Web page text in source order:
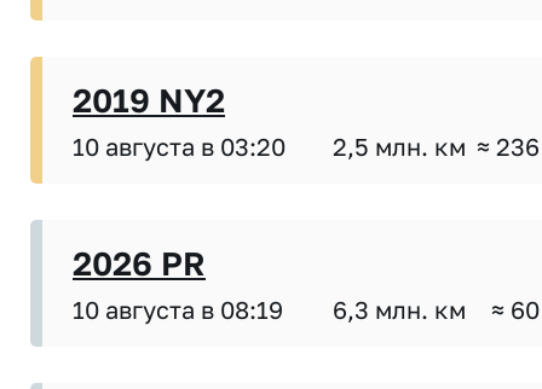
2019 NY2
10 августа в 03:20 2,5 млн. км ≈
2026 PR
10 августа в 08:19 6,3 млн. км ≈